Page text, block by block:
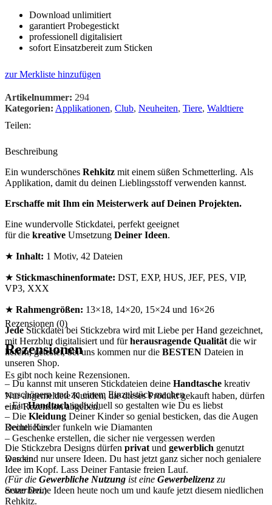
Download unlimitiert
garantiert Probegestickt
professionell digitalisiert
sofort Einsatzbereit zum Sticken
zur Merkliste hinzufügen
Artikelnummer: 294
Kategorien: Applikationen, Club, Neuheiten, Tiere, Waldtiere
Teilen:
Beschreibung
Ein wunderschönes Rehkitz mit einem süßen Schmetterling. Als
Applikation, damit du deinen Lieblingsstoff verwenden kannst.
Erschaffe mit Ihm ein Meisterwerk auf Deinen Projekten.
Eine wundervolle Stickdatei, perfekt geeignet
für die kreative Umsetzung Deiner Ideen.
★ Inhalt: 1 Motiv, 42 Dateien
★ Stickmaschinenformate: DST, EXP, HUS, JEF, PES, VIP,
VP3, XXX
★ Rahmengrößen: 13×18, 14×20, 15×24 und 16×26
JedeStickdatei bei Stickzebra wird mit Liebe per Hand gezeichnet,
mit Herzblut digitalisiert und fürherausragende Qualität die wir
liefern, getestet, bei uns kommen nur die BESTEN Dateien in
unseren Shop.
– Du kannst mit unseren Stickdateien deine Handtasche kreativ
verschönern und zu einem Einzelstück machen
– EinHandtuchindividuell so gestalten wie Du es liebst
– Die Kleidung Deiner Kinder so genial besticken, das die Augen
Deiner Kinder funkeln wie Diamanten
– Geschenke erstellen, die sicher nie vergessen werden
Das sind nur unsere Ideen. Du hast jetzt ganz sicher noch genialere
Idee im Kopf. Lass Deiner Fantasie freien Lauf.
Setze Deine Ideen heute noch um und kaufe jetzt diesem niedlichen
Rehkitz.
Rezensionen (0)
Rezensionen
Es gibt noch keine Rezensionen.
Nur angemeldete Kunden, die dieses Produkt gekauft haben, dürfen
eine Rezension abgeben.
Rechtliches
Die Stickzebra Designs dürfen privat und gewerblich genutzt
werden.
(Für die Gewerbliche Nutzung ist eine Gewerbelizenz zu
erwerben.)